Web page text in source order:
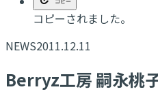
コピーされました。
NEWS2011.12.11
Berryz工房 嗣永桃